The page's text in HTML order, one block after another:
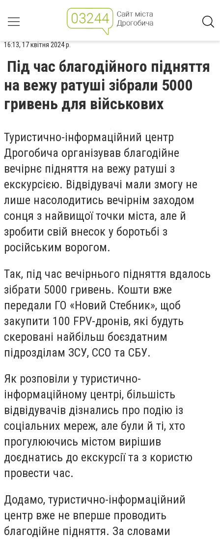
16:13, 17 квітня 2024 р.
Під час благодійного підняття
на вежу ратуші зібрали 5000
гривень для військових
Туристично-інформаційний центр
Дрогобича організував благодійне
вечірнє підняття на вежу ратуші з
екскурсією. Відвідувачі мали змогу не
лише насолодитись вечірнім заходом
сонця з найвищої точки міста, але й
зробити свій внесок у боротьбі з
російським ворогом.
Так, під час вечірнього підняття вдалось
зібрати 5000 гривень. Кошти вже
передали ГО «Новий Стебник», щоб
закупити 100 FPV-дронів, які будуть
скеровані найбільш боєздатним
підрозділам ЗСУ, ССО та СБУ.
Як розповіли у туристично-
інформаційному центрі, більшість
відвідувачів дізнались про подію із
соціальних мереж, але були й ті, хто
прогулюючись містом вирішив
доєднатись до екскурсії та з користю
провести час.
Додамо, туристично-інформаційний
центр вже не вперше проводить
благодійне підняття. За словами